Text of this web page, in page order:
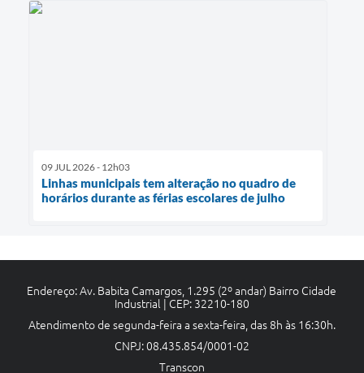
09 JUL 2026 - 12h03
Linhas municipais tem alteração no quadro de
horários durante as férias escolares de julho
Endereço: Av. Babita Camargos, 1.295 (2º andar) Bairro Cidade
Industrial | CEP: 32210-180
Atendimento de segunda-feira a sexta-feira, das 8h às 16:30h.
CNPJ: 08.435.854/0001-02
Transcon